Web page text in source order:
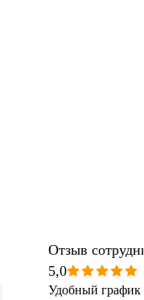
Отзыв
5,0
Удобный график